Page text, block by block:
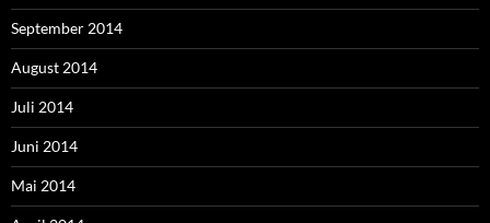
September 2014
August 2014
Juli 2014
Juni 2014
Mai 2014